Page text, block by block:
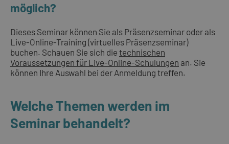
möglich?
Dieses Seminar können Sie als Präsenzseminar oder als
Live-Online-Training (virtuelles Präsenzseminar)
buchen. Schauen Sie sich die technischen
Voraussetzungen für Live-Online-Schulungen an. Sie
können Ihre Auswahl bei der Anmeldung treffen.
Welche Themen werden im
Seminar behandelt?